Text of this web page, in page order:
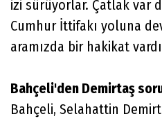
izi sürüyorlar. Çatlak var
Cumhur İttifakı yoluna
aramızda bir hakikat
Bahçeli'den Demirtaş
Bahçeli, Selahattin